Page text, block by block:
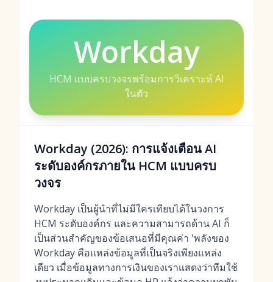
Workday
HCM แบบครบวงจรพร้อมการวิเคราะห์ AI
ในตัว
Workday (2026): การแจ้งเตือน AI
ระดับองค์กรภายใน HCM แบบครบ
วงจร
Workday เป็นผู้นำที่ไม่มีใครเทียบได้ในวงการ
HCM ระดับองค์กร และความสามารถด้าน AI ก็
เป็นส่วนสำคัญของข้อเสนอที่มีคุณค่า 'พลังของ
Workday คือแหล่งข้อมูลที่เป็นจริงเพียงแหล่ง
เดียว เมื่อข้อมูลทางการเงินของเราแสดงว่าทีมใช้